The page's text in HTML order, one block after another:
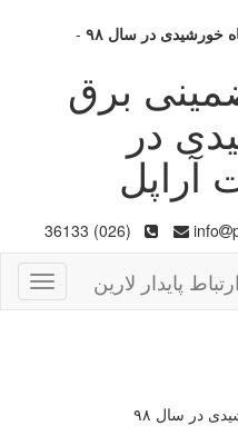
خورشیدی در سال ۹۸ -
برق
در
info
(026) 36133
در سال ۹۸